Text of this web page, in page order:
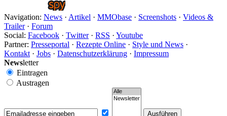
Navigation: News · Artikel · MMObase · Screenshots · Videos &
Trailer· Forum
Social: Facebook · Twitter· RSS · Youtube
Partner: Presseportal · Rezepte Online · Style und News ·
Kontakt · Jobs · Datenschutzerklärung · Impressum
Newsletter
Eintragen
Austragen